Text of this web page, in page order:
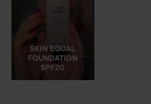
SKIN EQUAL
FOUNDATION
SPF20